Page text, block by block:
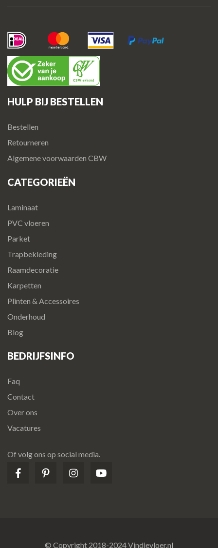
HULP BIJ BESTELLEN
Bestellen
Retourneren
Algemene voorwaarden CBW
CATEGORIEËN
Laminaat
PVC vloeren
Parket
Trapbekleding
Raamdecoratie
Karpetten
Plinten & Accessoires
Onderhoud
Blog
BEDRIJFSINFO
Faq
Contact
Over ons
Vacatures
Of volg ons op social media.
© Copyright 2018-2024 Vindjevloer.nl